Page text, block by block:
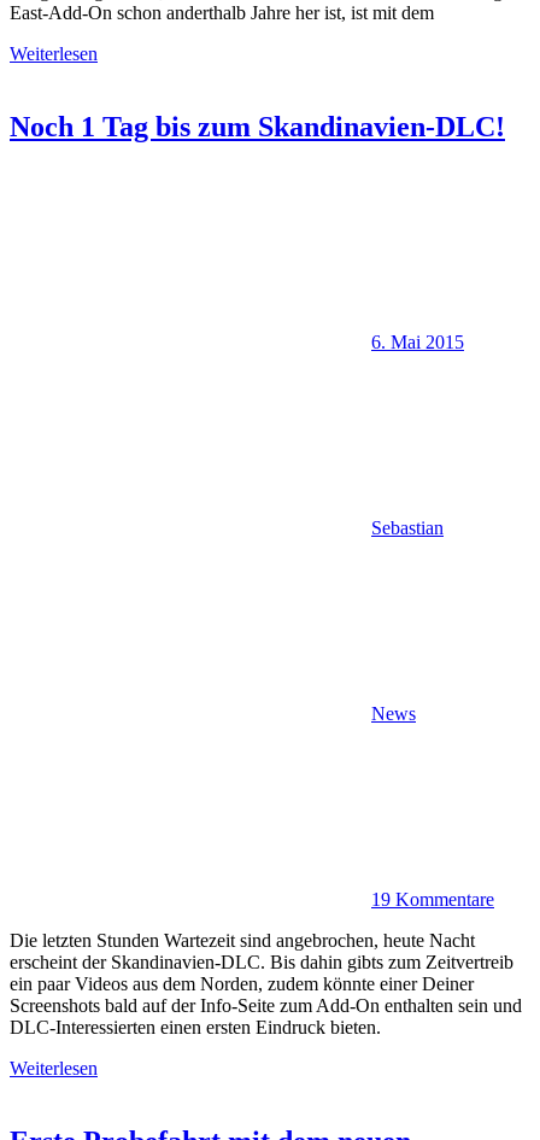
East-Add-On schon anderthalb Jahre her ist, ist mit dem
Weiterlesen
Noch 1 Tag bis zum Skandinavien-DLC!
6. Mai 2015
Sebastian
News
19 Kommentare
Die letzten Stunden Wartezeit sind angebrochen, heute Nacht
erscheint der Skandinavien-DLC. Bis dahin gibts zum Zeitvertreib
ein paar Videos aus dem Norden, zudem könnte einer Deiner
Screenshots bald auf der Info-Seite zum Add-On enthalten sein und
DLC-Interessierten einen ersten Eindruck bieten.
Weiterlesen